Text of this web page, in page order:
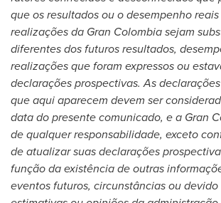
que os resultados ou o desempenho
realizações da Gran Colombia sejam
diferentes dos futuros resultados,
realizações que foram expressos ou
declarações prospectivas. As
que aqui aparecem devem ser
data do presente comunicado, e a Gran
de qualquer responsabilidade, exceto
de atualizar suas declarações
função da existência de outras
eventos futuros, circunstâncias ou